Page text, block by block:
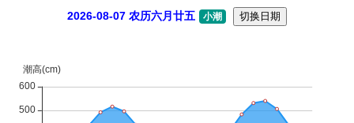
2026-08-07 农历六月廿五 小潮 切换日期